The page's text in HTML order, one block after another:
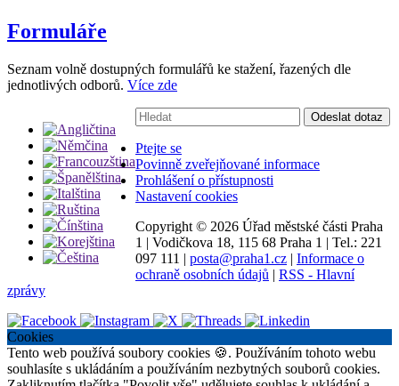
Formuláře
Seznam volně dostupných formulářů ke stažení, řazených dle
jednotlivých odborů. Více zde
Vyhledávání:
Odeslat dotaz
Ptejte se
Povinně zveřejňované informace
Prohlášení o přístupnosti
Nastavení cookies
Copyright © 2026 Úřad městské části Praha
1 | Vodičkova 18, 115 68 Praha 1 | Tel.: 221
097 111 | posta@praha1.cz | Informace o
ochraně osobních údajů | RSS - Hlavní
zprávy
Cookies
Tento web používá soubory cookies 🍪. Používáním tohoto webu
souhlasíte s ukládáním a používáním nezbytných souborů cookies.